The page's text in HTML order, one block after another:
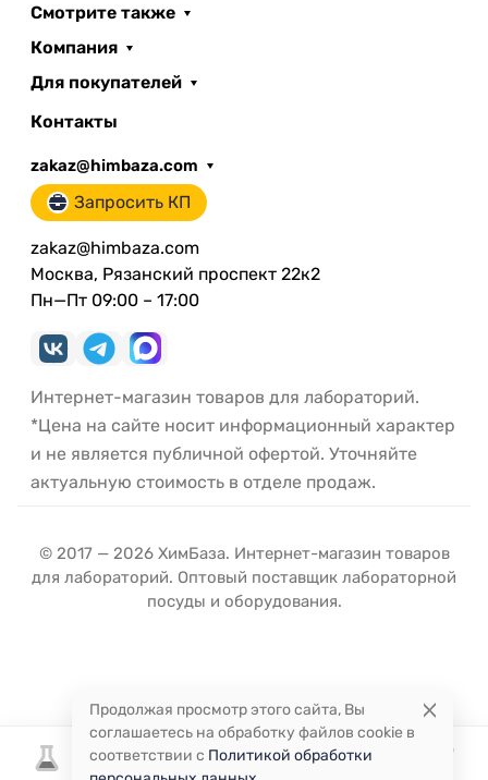
Смотрите также
Компания
Для покупателей
Контакты
zakaz@himbaza.com
Запросить КП
zakaz@himbaza.com
Москва, Рязанский проспект 22к2
Пн—Пт 09:00 – 17:00
Интернет-магазин товаров для лабораторий.
*Цена на сайте носит информационный характер
и не является публичной офертой. Уточняйте
актуальную стоимость в отделе продаж.
© 2017 — 2026 ХимБаза. Интернет-магазин товаров
для лабораторий. Оптовый поставщик лабораторной
посуды и оборудования.
Продолжая просмотр этого сайта, Вы
соглашаетесь на обработку файлов cookie в
соответствии с Политикой обработки